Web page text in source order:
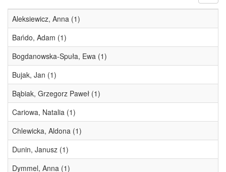
Aleksiewicz, Anna (1)
Bańdo, Adam (1)
Bogdanowska-Spuła, Ewa (1)
Bujak, Jan (1)
Bąbiak, Grzegorz Paweł (1)
Cariowa, Natalia (1)
Chlewicka, Aldona (1)
Dunin, Janusz (1)
Dymmel, Anna (1)